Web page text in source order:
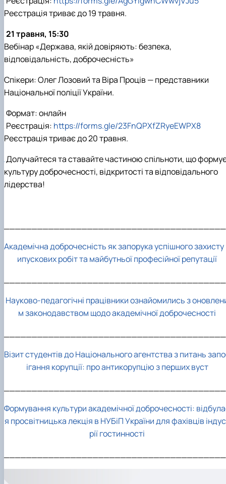
Реєстрація триває до 19 травня.
21 травня, 15:30
Вебінар «Держава, якій довіряють: безпека,
відповідальність, доброчесність»
Спікери: Олег Лозовий та Віра Проців — представники
Національної поліції України.
Формат: онлайн
Реєстрація: https://forms.gle/23FnQPXfZRyeEWPX8
Реєстрація триває до 20 травня.
Долучайтеся та ставайте частиною спільноти, що
культуру доброчесності, відкритості та відповідального
лідерства!
Академічна доброчесність як запорука успішного захисту
ипускових робіт та майбутньої професійної репутації
Науково-педагогічні працівники ознайомились з
м законодавством щодо академічної доброчесності
Візит студентів до Національного агентства з питань
ігання корупції: про антикорупцію з перших вуст
Формування культури академічної доброчесності:
я просвітницька лекція в НУБіП України для фахівців
рії гостинності